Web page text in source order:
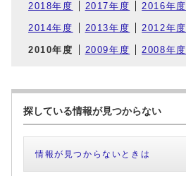
2018年度 2017年度 2016年度
2014年度 2013年度 2012年度
2010年度 2009年度 2008年度
探している情報が見つからない
情報が見つからないときは